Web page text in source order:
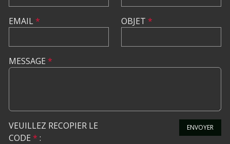
EMAIL* OBJET *
MESSAGE *
VEUILLEZ RECOPIER LE
CODE * :
ENVOYER